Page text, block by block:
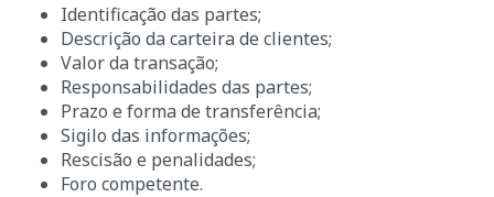
Identificação das partes;
Descrição da carteira de clientes;
Valor da transação;
Responsabilidades das partes;
Prazo e forma de transferência;
Sigilo das informações;
Rescisão e penalidades;
Foro competente.